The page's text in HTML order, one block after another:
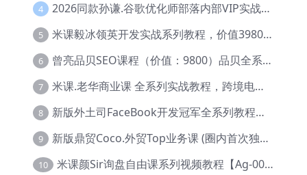
4 2026同款孙谦.谷歌优化师部落内部VIP实战教程|价值4999元全网独家解码（官方报名版本）【@034】
5 米课毅冰领英开发实战系列教程，价值3980，跨境必选【Ag-0049】
6 曾亮品贝SEO课程（价值：9800）品贝全系列教程 【Ab-0022】
7 米课.老华商业课 全系列实战教程，跨境电商必学，价值16900元【Ag-0053】
8 新版外土司FaceBook开发冠军全系列教程【Ab-0021】
9 新版鼎贸Coco.外贸Top业务课 (圈内首次独家解码|460节课)【Ag-0091】
10 米课颜Sir询盘自由课系列视频教程【Ag-0020】